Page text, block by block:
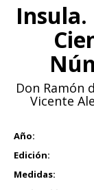
Insula.
Don Ramón
Vicente
Año:
Edición:
Medidas: